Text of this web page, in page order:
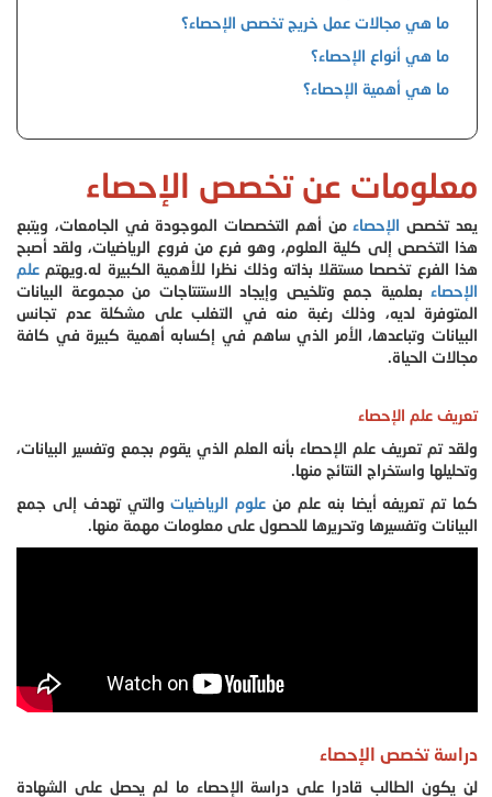
ما هي مجالات عمل خريج تخصص الإحصاء؟
ما هي أنواع الإحصاء؟
ما هي أهمية الإحصاء؟
معلومات عن تخصص الإحصاء
يعد تخصصالإحصاءمن أهم التخصصات الموجودة في الجامعات، ويتبع
هذا التخصص إلى كلية العلوم، وهو فرع من فروع الرياضيات، ولقد أصبح
هذا الفرع تخصصا مستقلا بذاته وذلك نظرا للأهمية الكبيرة له.ويهتم علم
الإحصاء بعلمية جمع وتلخيص وإيجاد الاستنتاجات من مجموعة البيانات
المتوفرة لديه، وذلك رغبة منه في التغلب على مشكلة عدم تجانس
البيانات وتباعدها، الأمر الذي ساهم في إكسابه أهمية كبيرة في كافة
مجالات الحياة.
تعريف علم الإحصاء
ولقد تم تعريف علم الإحصاء بأنه العلم الذي يقوم بجمع وتفسير البيانات،
وتحليلها واستخراج النتائج منها.
كما تم تعريفه أيضا بنه علم من علوم الرياضياتوالتي تهدف إلى جمع
البيانات وتفسيرها وتحريرها للحصول على معلومات مهمة منها.
دراسة تخصص الإحصاء
لن يكون الطالب قادرا على دراسة الإحصاء ما لم يحصل على الشهادة